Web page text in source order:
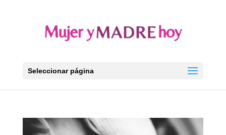
Seleccionar página